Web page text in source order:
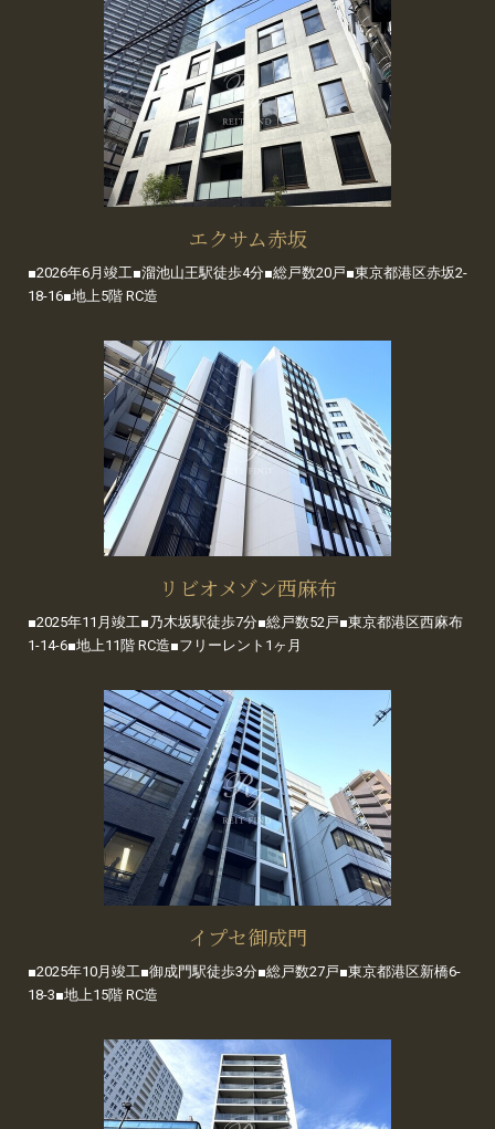
エクサム赤坂
■2026年6月竣工■溜池山王駅徒歩4分■総戸数20戸■東京都港区赤坂2-
18-16■地上5階 RC造
リビオメゾン西麻布
■2025年11月竣工■乃木坂駅徒歩7分■総戸数52戸■東京都港区西麻布
1-14-6■地上11階 RC造■フリーレント1ヶ月
イプセ御成門
■2025年10月竣工■御成門駅徒歩3分■総戸数27戸■東京都港区新橋6-
18-3■地上15階 RC造